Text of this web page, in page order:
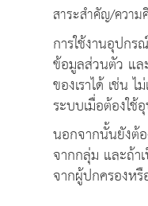
สาระสำคัญ/ความ
การใช้งานอุปก
ข้อมูลส่วนตัว แล
ของเราได้ เช่น
ระบบเมื่อต้องใ
นอกจากนั้นยังต้อ
จากกลุ่ม และถ้า
จากผู้ปกครองห